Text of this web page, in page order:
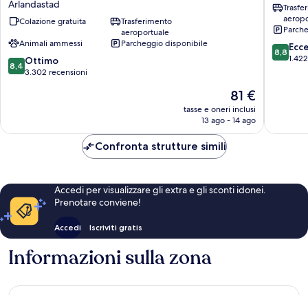
Western
Stockholm
Airport
Arlandastad
Arlandastad
Colazione gratuita
Trasferimento
aeroportuale
Animali ammessi
Parcheggio disponibile
8.4
su
8,4 Ottimo
3.302 recensioni
Il
prezzo
attuale
81 €
tasse e oneri inclusi
13 ago - 14 ago
XPO
8.8
su
8,8
Confronta strutture simili
Accedi per visualizzare gli extra e gli sconti idonei.
Prenotare conviene!
Accedi Iscriviti gratis
Informazioni sulla zona